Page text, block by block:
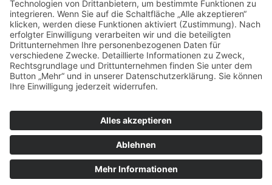
mir gedacht und überlegt: Wo soll es eigentlich
hingehen? Nach etwas hin und her war das Ziel dann
schnell gefunden—Sylt. Die Sansibar, um genau zu sein.
Dort könnte ich mich dann mit einem Kaltgetränk
belohnen. […]
Datenschutzerklärung